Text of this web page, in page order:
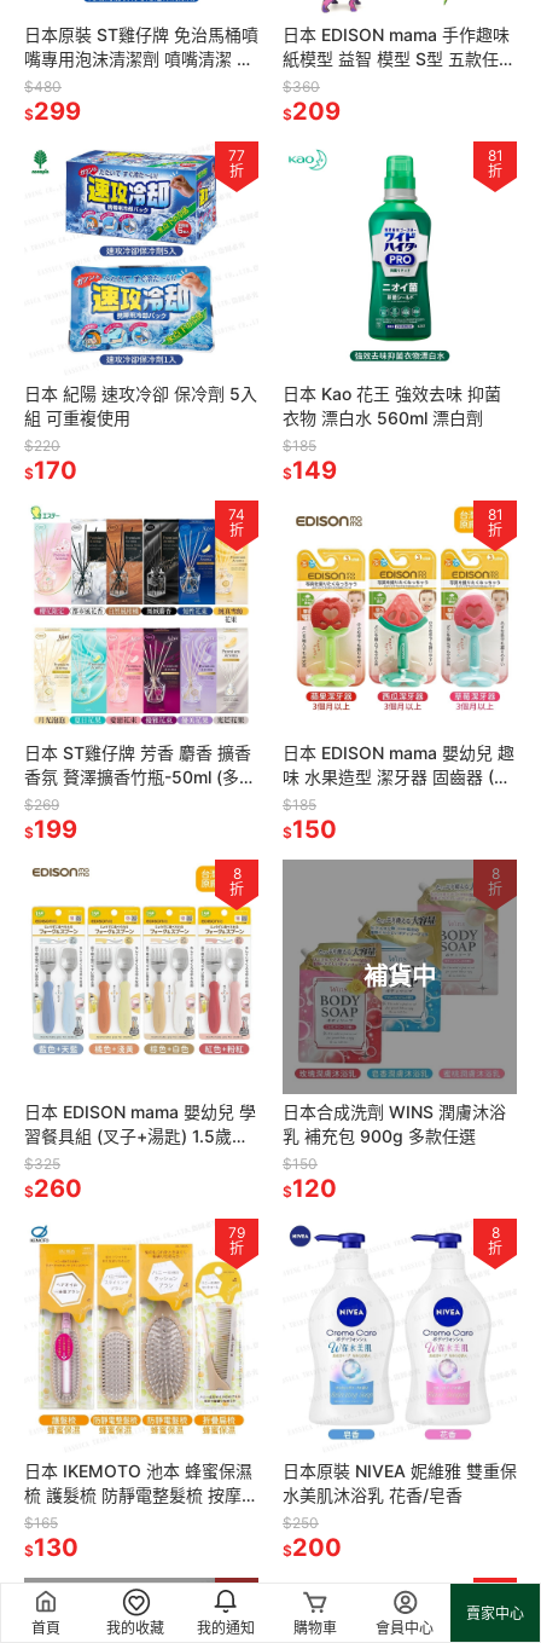
首頁 我的收藏 我的通知 購物車 會員中心
賣家中心
日本原裝 ST雞仔牌 免治馬桶噴
嘴專用泡沫清潔劑 噴嘴清潔 慕
絲清潔劑 40ml 2入組
$480
$299
日本 EDISON mama 手作趣味
紙模型 益智 模型 S型 五款任選
(適用年齡:6歲以上) 環保素材
$360
$209
77
折
日本 紀陽 速攻冷卻 保冷劑 5入
組 可重複使用
$220
$170
81
折
日本 Kao 花王 強效去味 抑菌
衣物 漂白水 560ml 漂白劑
$185
$149
74
折
日本 ST雞仔牌 芳香 麝香 擴香
香氛 贅澤擴香竹瓶-50ml (多款
任選)
$269
$199
81
折
日本 EDISON mama 嬰幼兒 趣
味 水果造型 潔牙器 固齒器 (3
個月以上)
$185
$150
8
折
日本 EDISON mama 嬰幼兒 學
習餐具組 (叉子+湯匙) 1.5歲以
上
$325
$260
補貨中
8
折
日本合成洗劑 WINS 潤膚沐浴
乳 補充包 900g 多款任選
$150
$120
79
折
日本 IKEMOTO 池本 蜂蜜保濕
梳 護髮梳 防靜電整髮梳 按摩圓
梳 保濕折疊扁梳 多款任選
$165
$130
8
折
日本原裝 NIVEA 妮維雅 雙重保
水美肌沐浴乳 花香/皂香
$250
$200
8
折
折